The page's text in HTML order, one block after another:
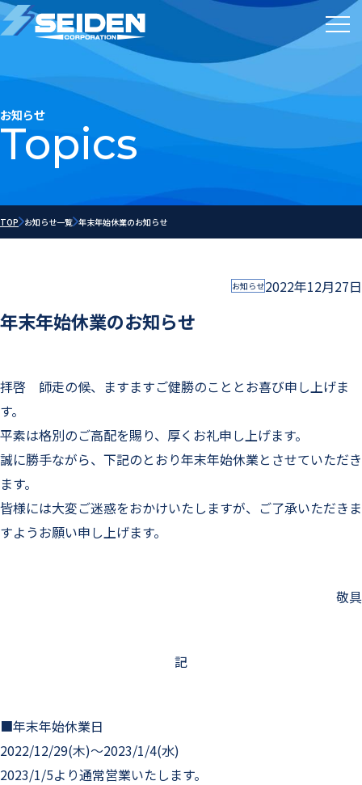
お知らせ
Topics
TOP お知らせ一覧 年末年始休業のお知らせ
お知らせ2022年12月27日
年末年始休業のお知らせ
拝啓 師走の候、ますますご健勝のこととお喜び申し上げま
す。
平素は格別のご高配を賜り、厚くお礼申し上げます。
誠に勝手ながら、下記のとおり年末年始休業とさせていただき
ます。
皆様には大変ご迷惑をおかけいたしますが、ご了承いただきま
すようお願い申し上げます。
敬具
記
■年末年始休業日
2022/12/29(木)～2023/1/4(水)
2023/1/5より通常営業いたします。